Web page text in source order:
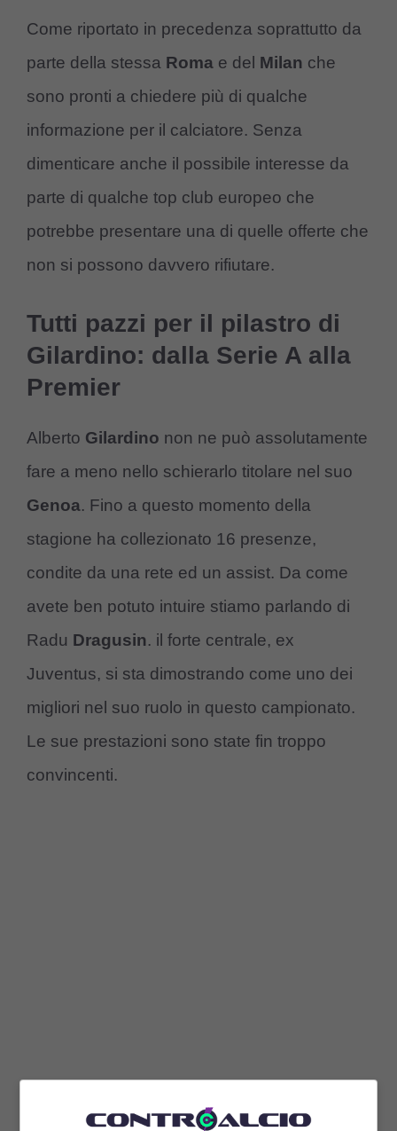
Come riportato in precedenza soprattutto da
parte della stessa Roma e del Milan che
sono pronti a chiedere più di qualche
informazione per il calciatore. Senza
dimenticare anche il possibile interesse da
parte di qualche top club europeo che
potrebbe presentare una di quelle offerte che
non si possono davvero rifiutare.
Tutti pazzi per il pilastro di
Gilardino: dalla Serie A alla
Premier
Alberto Gilardino non ne può assolutamente
fare a meno nello schierarlo titolare nel suo
Genoa. Fino a questo momento della
stagione ha collezionato 16 presenze,
condite da una rete ed un assist. Da come
avete ben potuto intuire stiamo parlando di
Radu Dragusin. il forte centrale, ex
Juventus, si sta dimostrando come uno dei
migliori nel suo ruolo in questo campionato.
Le sue prestazioni sono state fin troppo
convincenti.